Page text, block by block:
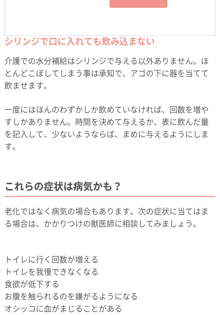
シリンジで口に入れても飲み込まない
介護での水分補給はシリンジで与える以外ありません。ほ
とんどこぼしてしまう事は承知で、アゴの下に器を当てて
飲ませます。
一度にはほんのわずかしか飲めていなければ、回数を増や
すしかありません。時間を決めて与えるか、表に飲んだ量
を記入して、少ないようならば、まめに与えるようにしま
す。
これらの症状は病気かも？
老化ではなく病気の場合もあります。次の症状に当てはま
る場合は、かかりつけの獣医師に相談してみましょう。
トイレに行く回数が増える
トイレを我慢できなくなる
食欲が低下する
お腹を触られるのを嫌がるようになる
オシッコに血がまじることがある